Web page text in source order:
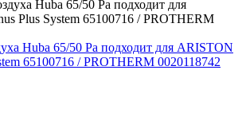
Huba 65/50 Pa подходит для ARISTON
65100716 / PROTHERM 0020118742